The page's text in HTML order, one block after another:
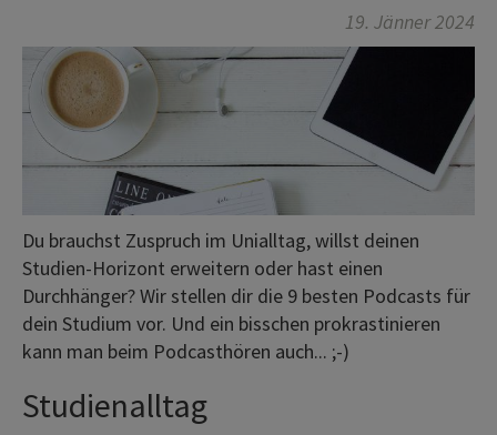
19. Jänner 2024
Du brauchst Zuspruch im Unialltag, willst deinen
Studien-Horizont erweitern oder hast einen
Durchhänger? Wir stellen dir die 9 besten Podcasts für
dein Studium vor. Und ein bisschen prokrastinieren
kann man beim Podcasthören auch... ;-)
Studienalltag